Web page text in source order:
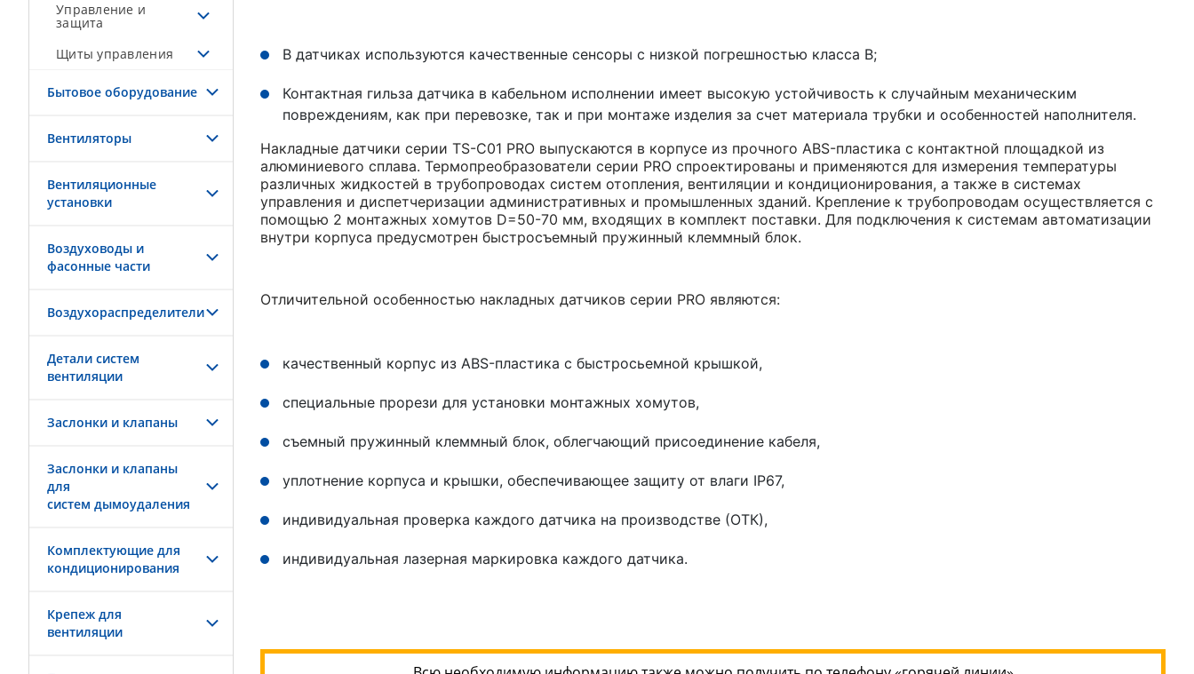
Управление и
защита
Щиты управления
Бытовое оборудование
Вентиляторы
Вентиляционные
установки
Воздуховоды и
фасонные части
Воздухораспределители
Детали систем
вентиляции
Заслонки и клапаны
Заслонки и клапаны
для
систем дымоудаления
Комплектующие для
кондиционирования
Крепеж для
вентиляции
В датчиках используются качественные сенсоры с низкой погрешностью класса B;
Контактная гильза датчика в кабельном исполнении имеет высокую устойчивость к случайным механическим
повреждениям, как при перевозке, так и при монтаже изделия за счет материала трубки и особенностей наполнителя.
Накладные датчики серии TS-С01 PRO выпускаются в корпусе из прочного ABS-пластика с контактной площадкой из
алюминиевого сплава. Термопреобразователи серии PRO спроектированы и применяются для измерения температуры
различных жидкостей в трубопроводах систем отопления, вентиляции и кондиционирования, а также в системах
управления и диспетчеризации административных и промышленных зданий. Крепление к трубопроводам осуществляется с
помощью 2 монтажных хомутов D=50-70 мм, входящих в комплект поставки. Для подключения к системам автоматизации
внутри корпуса предусмотрен быстросъемный пружинный клеммный блок.
Отличительной особенностью накладных датчиков серии PRO являются:
качественный корпус из ABS-пластика с быстросьемной крышкой,
специальные прорези для установки монтажных хомутов,
съемный пружинный клеммный блок, облегчающий присоединение кабеля,
уплотнение корпуса и крышки, обеспечивающее защиту от влаги IP67,
индивидуальная проверка каждого датчика на производстве (ОТК),
индивидуальная лазерная маркировка каждого датчика.